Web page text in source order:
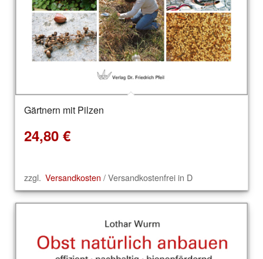
Gärtnern mit Pilzen
24,80 €
zzgl. Versandkosten / Versandkostenfrei in D